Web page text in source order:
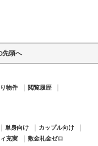
先頭へ
物件
閲覧履歴
単身向け
カップル向け
充実 敷金礼金ゼロ